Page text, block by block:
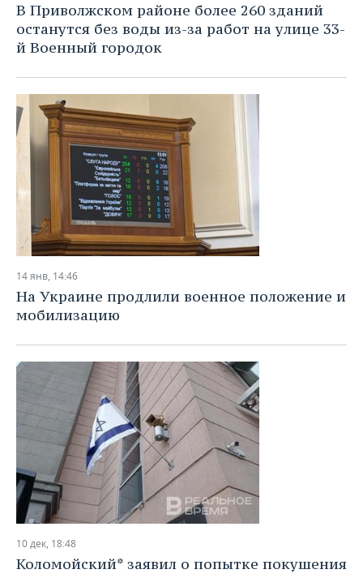
В Приволжском районе более 260 зданий
останутся без воды из-за работ на улице 33-
й Военный городок
14 янв, 14:46
На Украине продлили военное положение и
мобилизацию
10 дек, 18:48
Коломойский* заявил о попытке покушения